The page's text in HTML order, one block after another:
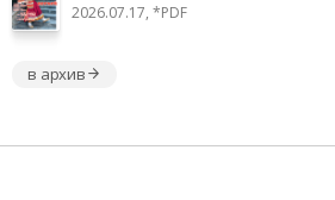
2026.07.17, *PDF
в архив